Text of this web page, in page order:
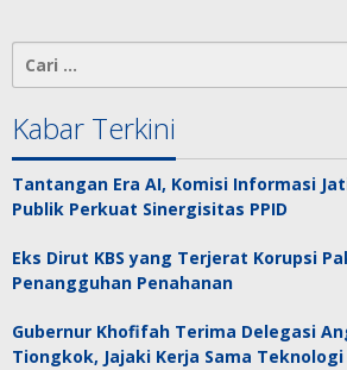
Cari
Kabar Terkini
Tantangan Era AI, Komisi Informasi
Publik Perkuat Sinergisitas PPID
Eks Dirut KBS yang Terjerat Korupsi
Penangguhan Penahanan
Gubernur Khofifah Terima Delegasi
Tiongkok, Jajaki Kerja Sama